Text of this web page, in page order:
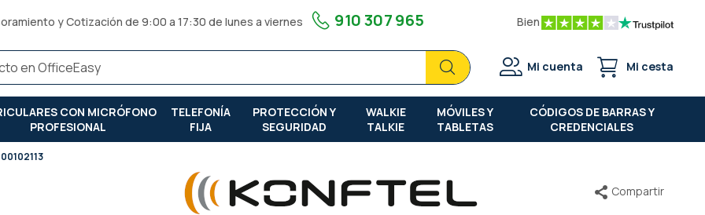
y Cotización de 9:00 a 17:30 de lunes a viernes 910 307 965 Bien
BuscarBuscar
Mi cuenta Mi cesta
CON MICRÓFONO
PROFESIONAL
TELEFONÍA
FIJA
PROTECCIÓN Y
SEGURIDAD
WALKIE
TALKIE
MÓVILES Y
TABLETAS
CÓDIGOS DE BARRAS Y
CREDENCIALES
Compartir